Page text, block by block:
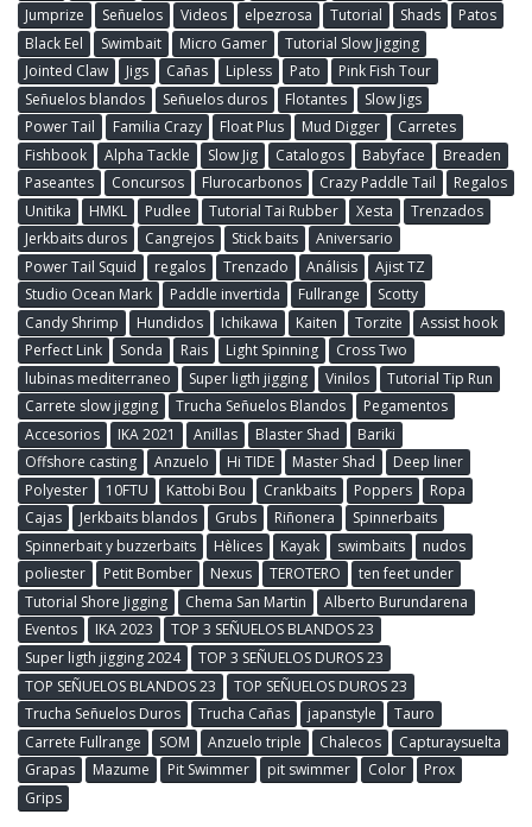
Jumprize
Señuelos Videos elpezrosa Tutorial Shads
Patos
Black Eel
Swimbait Micro Gamer
Tutorial Slow Jigging
Jointed Claw
Jigs Cañas Lipless Pato
Pink Fish Tour
Señuelos blandos
Señuelos duros Flotantes
Slow Jigs
Power Tail
Familia Crazy Float Plus Mud Digger
Carretes
Fishbook
Alpha Tackle Slow Jig Catalogos Babyface
Breaden
Paseantes
Concursos Flurocarbonos Crazy Paddle Tail
Regalos
Unitika
HMKL Pudlee Tutorial Tai Rubber Xesta
Trenzados
Jerkbaits duros
Cangrejos Stick baits
Aniversario
Power Tail Squid
regalos Trenzado Análisis
Ajist TZ
Studio Ocean Mark
Paddle invertida Fullrange
Scotty
Candy Shrimp
Hundidos Ichikawa Kaiten Torzite
Assist hook
Perfect Link
Sonda Rais Light Spinning
Cross Two
lubinas mediterraneo
Super ligth jigging Vinilos
Tutorial Tip Run
Carrete slow jigging
Trucha Señuelos Blandos
Pegamentos
Accesorios
IKA 2021 Anillas Blaster Shad
Bariki
Offshore casting
Anzuelo Hi TIDE Master Shad
Deep liner
Polyester
10FTU Kattobi Bou Crankbaits Poppers
Ropa
Cajas
Jerkbaits blandos Grubs Riñonera
Spinnerbaits
Spinnerbait y buzzerbaits
Hèlices Kayak swimbaits
nudos
poliester
Petit Bomber Nexus TEROTERO
ten feet under
Tutorial Shore Jigging
Chema San Martin
Alberto Burundarena
Eventos
IKA 2023
TOP 3 SEÑUELOS BLANDOS 23
Super ligth jigging 2024
TOP 3 SEÑUELOS DUROS 23
TOP SEÑUELOS BLANDOS 23
TOP SEÑUELOS DUROS 23
Trucha Señuelos Duros
Trucha Cañas japanstyle
Tauro
Carrete Fullrange
SOM Anzuelo triple Chalecos
Capturaysuelta
Grapas
Mazume Pit Swimmer pit swimmer Color
Prox
Grips